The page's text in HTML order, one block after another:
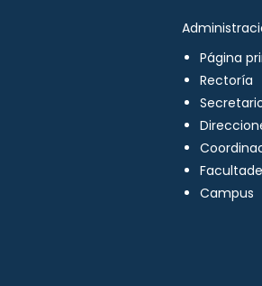
Página
Rectoría
Campus